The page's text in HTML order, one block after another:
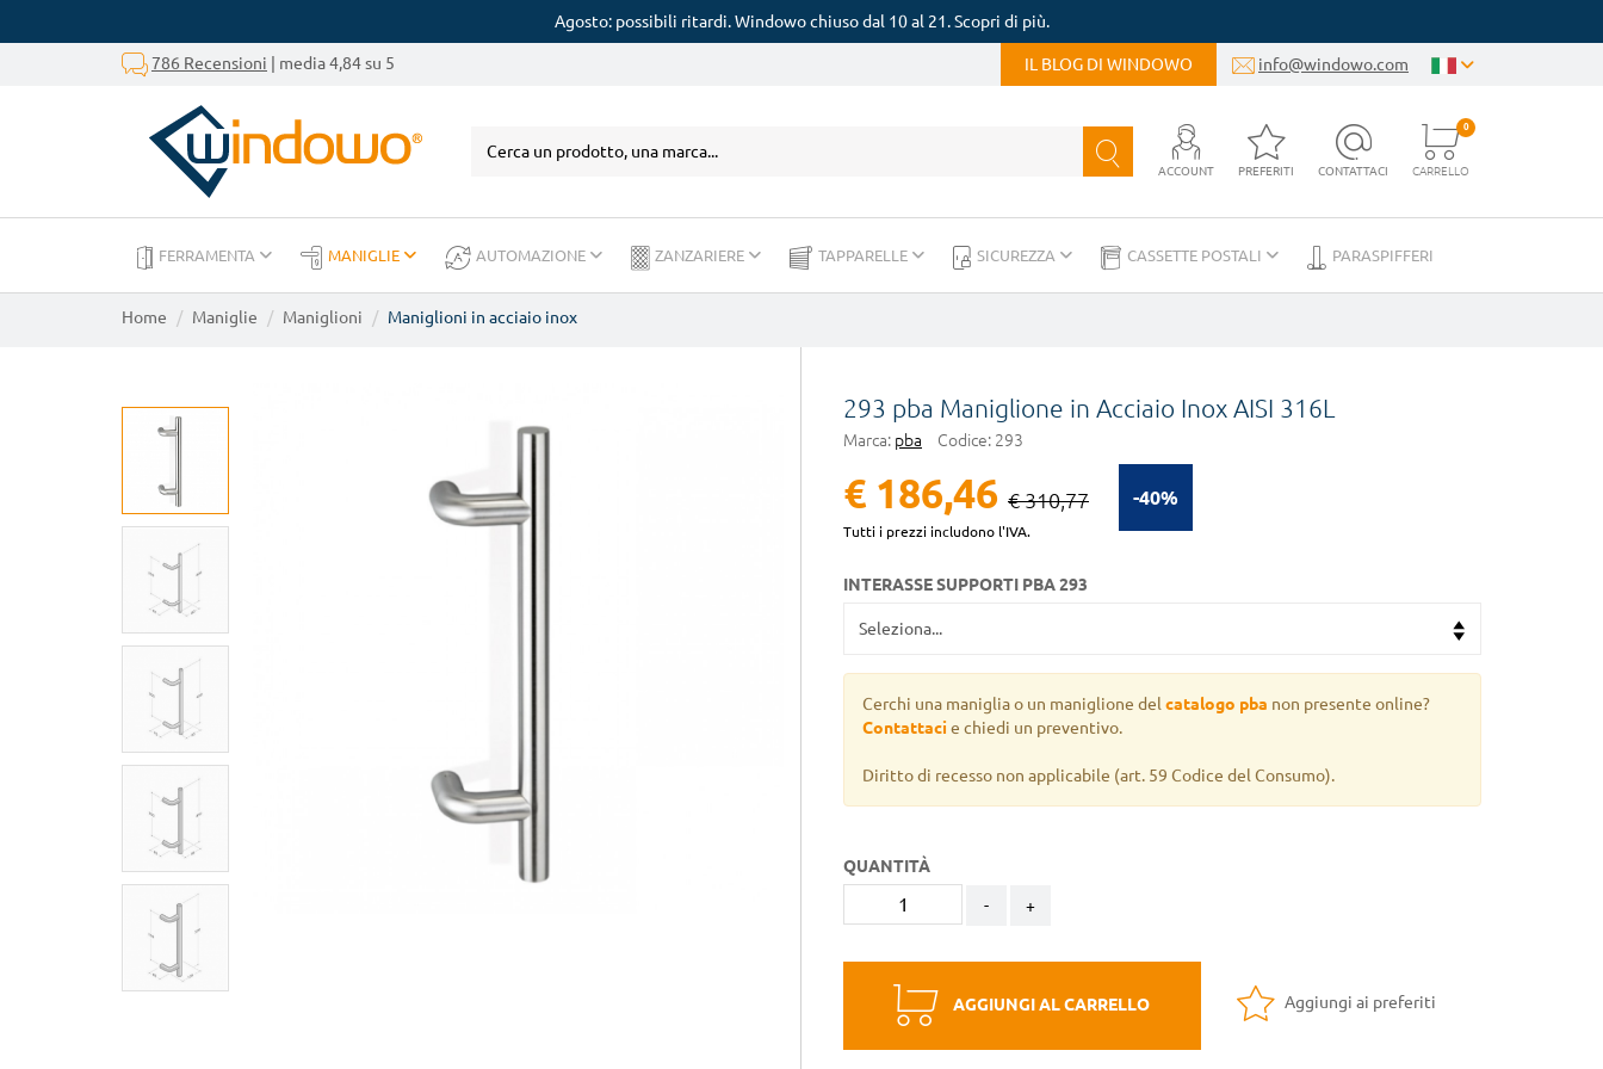
Agosto: possibili ritardi. Windowo chiuso dal 10 al 21. Scopri di più.
786 Recensioni | media 4,84 su 5 IL BLOG DI WINDOWO info@windowo.com
ACCOUNT PREFERITI CONTATTACI CARRELLO
0
FERRAMENTA MANIGLIE AUTOMAZIONE ZANZARIERE TAPPARELLE SICUREZZA CASSETTE POSTALI PARASPIFFERI
Home Maniglie Maniglioni Maniglioni in acciaio inox
293 pba Maniglione in Acciaio Inox AISI 316L
Marca: pba Codice: 293
-40%
€ 186,46 € 310,77
Tutti i prezzi includono l'IVA.
INTERASSE SUPPORTI PBA 293
Cerchi una maniglia o un maniglione del catalogo pba non presente online?
Contattacie chiedi un preventivo.
Diritto di recesso non applicabile (art. 59 Codice del Consumo).
QUANTITÀ
- +
AGGIUNGI AL CARRELLO Aggiungi ai preferiti